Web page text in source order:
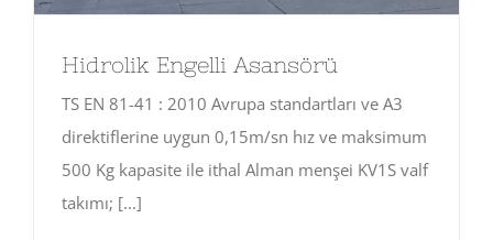
Hidrolik Engelli Asansörü
TS EN 81-41 : 2010 Avrupa standartları ve A3
direktiflerine uygun 0,15m/sn hız ve maksimum
500 Kg kapasite ile ithal Alman menşei KV1S valf
takımı; [...]